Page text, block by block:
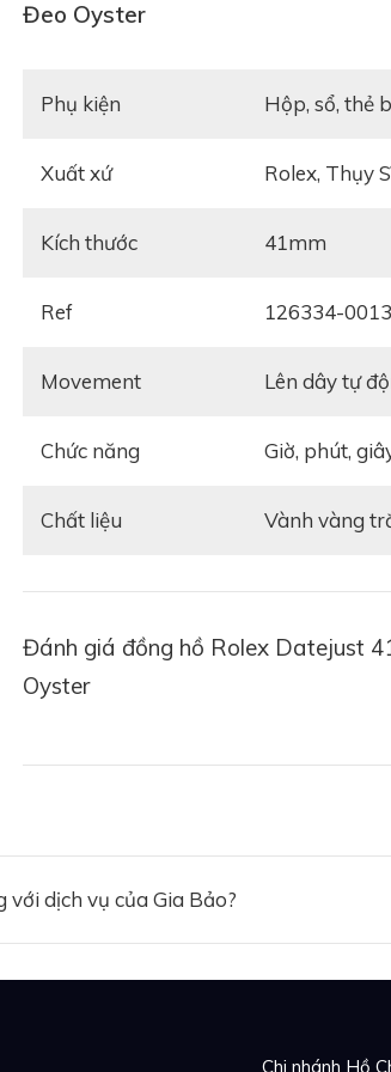
một chiếc đồng hồ được làm từ hai
Đồng hồ Rolex ref. 126334 được
Đeo Oyster
Phụ kiện hộp, sổ, thẻ
Xuất xứ Rolex, Thụy
Kích thước 41mm
Ref 126334-0013
Movement lên dây tự
Chức năng giờ, phút,
Chất liệu vành vàng
Đánh giá đồng hồ Rolex Datejust
Oyster
với dịch vụ của Gia Bảo?
Chi nhánh Hồ